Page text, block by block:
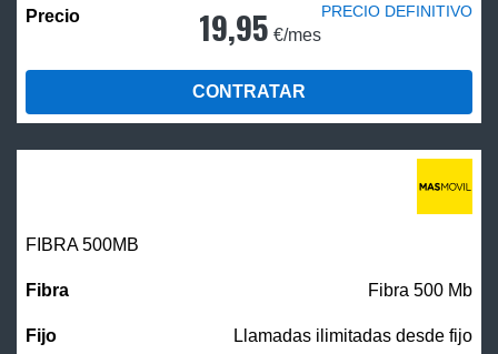
19,95 €/mes
PRECIO DEFINITIVO
CONTRATAR
FIBRA500MB
Fibra 500 Mb
Llamadas ilimitadas desde fijo